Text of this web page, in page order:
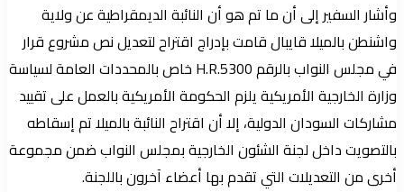
وأشار السفير إلى أن ما تم هو أن النائبة الديمقراطية عن ولاية
واشنطن بالميلا قايبال قامت بإدراج اقتراح لتعديل نص مشروع قرار
في مجلس النواب بالرقم 5300.H.R خاص بالمحددات العامة لسياسة
وزارة الخارجية الأمريكية يلزم الحكومة الأمريكية بالعمل على تقييد
مشاركات السودان الدولية، إلا أن اقتراح النائبة بالميلا تم إسقاطه
بالتصويت داخل لجنة الشئون الخارجية بمجلس النواب ضمن مجموعة
أخرى من التعديلات التي تقدم بها أعضاء آخرون باللجنة.